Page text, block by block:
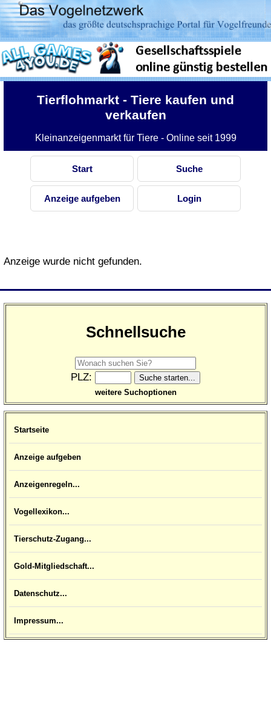
Schnellsuche
PLZ:
weitere Suchoptionen
Startseite
Anzeige aufgeben
Anzeigenregeln...
Vogellexikon...
Tierschutz-Zugang...
Gold-Mitgliedschaft...
Datenschutz...
Impressum...
Tierflohmarkt - Tiere kaufen und
verkaufen
Kleinanzeigenmarkt für Tiere - Online seit 1999
Start Suche
Anzeige aufgeben Login
Anzeige wurde nicht gefunden.